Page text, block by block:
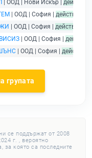
| ООД | Нови Искър | действащ
| ООД | София | действащ
| ООД | София | действащ
| ООД | София |
| ООД | София | действащ
групата
се поддържат от 2008
г. , вероятно
за която са последните